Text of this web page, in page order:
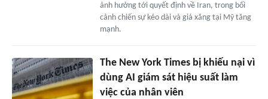
ảnh hưởng tới quyết định về Iran, trong bối
cảnh chiến sự kéo dài và giá xăng tại Mỹ tăng
mạnh.
The New York Times bị khiếu nại vì
dùng AI giám sát hiệu suất làm
việc của nhân viên